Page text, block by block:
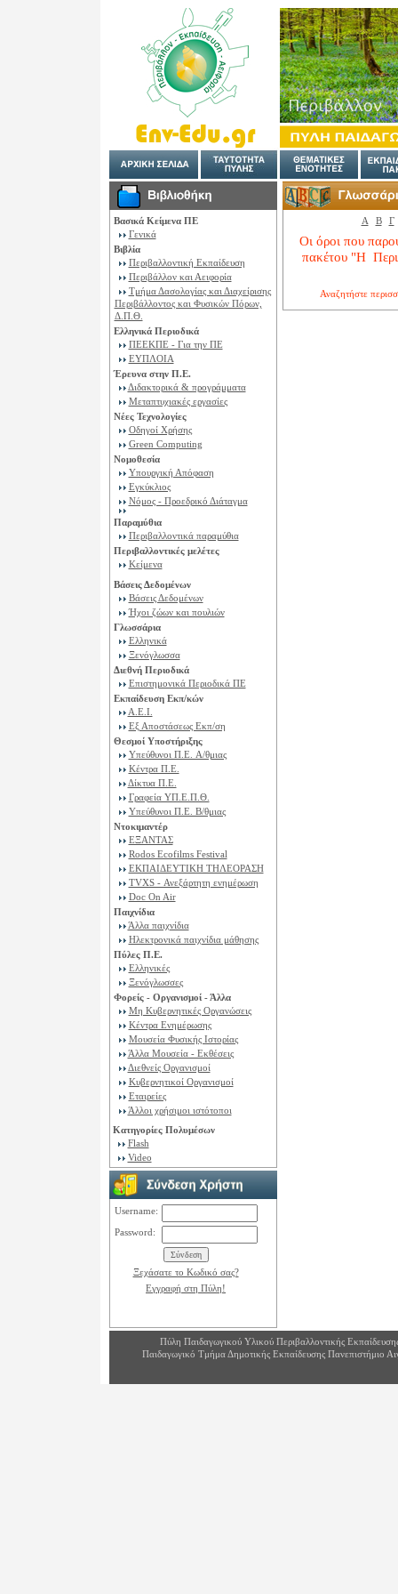
Βασικά Κείμενα ΠΕ
Γενικά
Βιβλία
Περιβαλλοντική Εκπαίδευση
Περιβάλλον και Αειφορία
Τμήμα Δασολογίας και Διαχείρισης
Περιβάλλοντος και Φυσικών Πόρων,
Δ.Π.Θ.
Ελληνικά Περιοδικά
ΠΕΕΚΠΕ - Για την ΠΕ
ΕΥΠΛΟΙΑ
Έρευνα στην Π.Ε.
Διδακτορικά & προγράμματα
Μεταπτυχιακές εργασίες
Νέες Τεχνολογίες
Οδηγοί Χρήσης
Green Computing
Νομοθεσία
Υπουργική Απόφαση
Εγκύκλιος
Νόμος - Προεδρικό Διάταγμα
Παραμύθια
Περιβαλλοντικά παραμύθια
Περιβαλλοντικές μελέτες
Κείμενα
Βάσεις Δεδομένων
Βάσεις Δεδομένων
Ήχοι ζώων και πουλιών
Γλωσσάρια
Ελληνικά
Ξενόγλωσσα
Διεθνή Περιοδικά
Επιστημονικά Περιοδικά ΠΕ
Εκπαίδευση Εκπ/κών
Α.Ε.Ι.
Εξ Αποστάσεως Εκπ/ση
Θεσμοί Υποστήριξης
Υπεύθυνοι Π.Ε. A/θμιας
Κέντρα Π.Ε.
Δίκτυα Π.Ε.
Γραφεία ΥΠ.Ε.Π.Θ.
Υπεύθυνοι Π.Ε. B/θμιας
Ντοκιμαντέρ
ΕΞΑΝΤΑΣ
Rodos Ecofilms Festival
ΕΚΠΑΙΔΕΥΤΙΚΗ ΤΗΛΕΟΡΑΣΗ
TVXS - Ανεξάρτητη ενημέρωση
Doc On Air
Παιχνίδια
Άλλα παιχνίδια
Ηλεκτρονικά παιχνίδια μάθησης
Πύλες Π.Ε.
Ελληνικές
Ξενόγλωσσες
Φορείς - Οργανισμοί - Άλλα
Μη Κυβερνητικές Οργανώσεις
Κέντρα Ενημέρωσης
Μουσεία Φυσικής Ιστορίας
Άλλα Μουσεία - Εκθέσεις
Διεθνείς Οργανισμοί
Κυβερνητικοί Οργανισμοί
Εταιρείες
Άλλοι χρήσιμοι ιστότοποι
Κατηγορίες Πολυμέσων
Flash
Video
Username:
Password:
Ξεχάσατε το Κωδικό σας?
Εγγραφή στη Πύλη!
Α Β Γ
Οι όροι που
πακέτου "H
Αναζητήστε
Πύλη Παιδαγωγικού Υλικού Περιβαλλοντικής
Παιδαγωγικό Τμήμα Δημοτικής Εκπαίδευσης Πανεπιστήμιο